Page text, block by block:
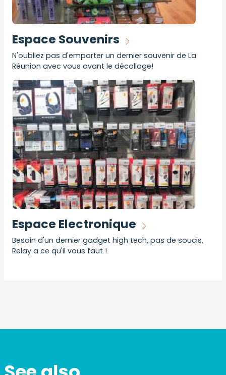
Espace Souvenirs
N'oubliez pas d'emporter un dernier souvenir de La
Réunion avec vous avant le décollage!
Espace Electronique
Besoin d'un dernier gadget high tech, pas de soucis,
Relay a ce qu'il vous faut !